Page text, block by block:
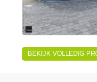
BEKIJK VOLLEDIG